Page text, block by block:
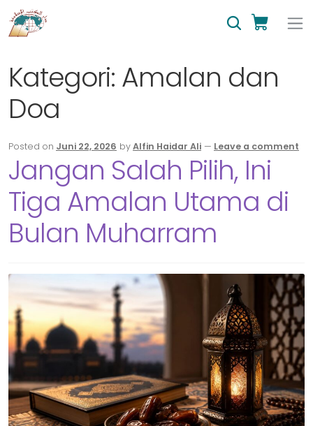
Kategori: Amalan dan
Doa
Posted on Juni 22, 2026 byAlfin Haidar Ali — Leave a comment
Jangan Salah Pilih, Ini
Tiga Amalan Utama di
Bulan Muharram